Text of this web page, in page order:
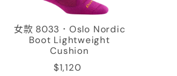
女款 8033．Oslo Nordic
Boot Lightweight
Cushion
$1,120